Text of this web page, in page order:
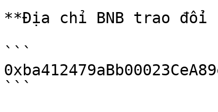
**Địa chỉ BNB trao đổi
```
```